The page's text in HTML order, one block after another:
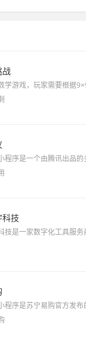
战
学游戏，玩家需要根据
程序是一个由腾讯出品
技
技是一家数字化工具服
程序是苏宁易购官方发